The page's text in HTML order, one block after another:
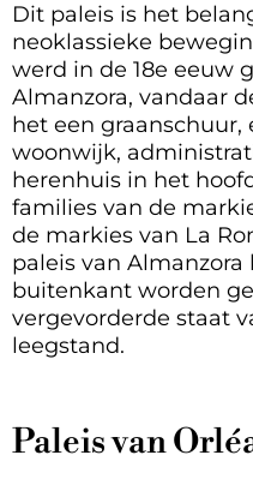
Dit paleis is het
neoklassieke
werd in de 18e eeuw
Almanzora, vandaar
het een graanschuur,
woonwijk,
herenhuis in het
families van de
de markies van La
paleis van
buitenkant worden
vergevorderde staat
leegstand.
Paleis van